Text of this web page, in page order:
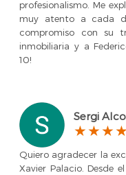
profesionalismo. Me
muy atento a cada
compromiso con su
inmobiliaria y a
10!
Sergi
Quiero agradecer la
Xavier Palacio. Desde